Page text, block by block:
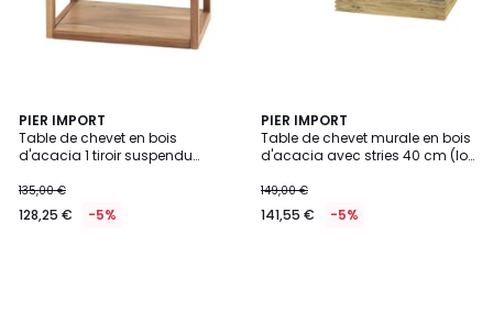
PIER IMPORT
Table de chevet en bois
d'acacia 1 tiroir suspendu
135,00 €
128,25 € -5%
PIER IMPORT
Table de chevet murale en bois
d'acacia avec stries 40 cm (lot
149,00 €
141,55 € -5%